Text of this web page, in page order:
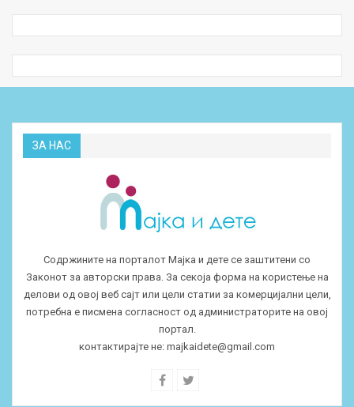
ЗА НАС
Содржините на порталот Мајка и дете се заштитени со
Законот за авторски права. За секоја форма на користење на
делови од овој веб сајт или цели статии за комерцијални цели,
потребна е писмена согласност од администраторите на овој
портал.
контактирајте не: majkaidete@gmail.com